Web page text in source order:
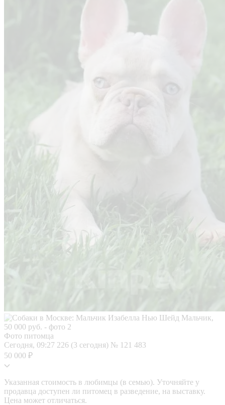
Фото питомца
Сегодня, 09:27 226 (3 сегодня) № 121 483
50 000 ₽
Указанная стоимость в любимцы (в семью). Уточняйте у
продавца доступен ли питомец в разведение, на выставку.
Цена может отличаться.